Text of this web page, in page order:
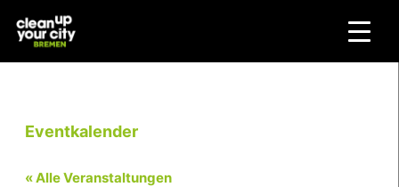
Inhalt
springen
Eventkalender
« Alle Veranstaltungen